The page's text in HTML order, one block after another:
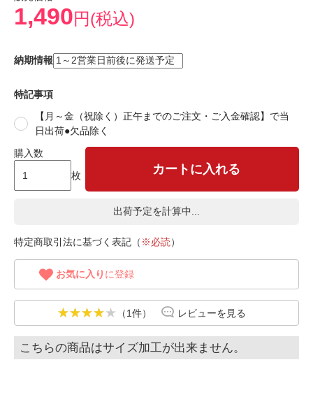
1,490円(税込)
納期情報
特記事項
【月～金（祝除く）正午までのご注文・ご入金確認】で当
日出荷●欠品除く
購入数
枚
カートに入れる
出荷予定を計算中...
特定商取引法に基づく表記（ ※必読）
お気に入り に登録
（1件） レビューを見る
こちらの商品はサイズ加工が出来ません。